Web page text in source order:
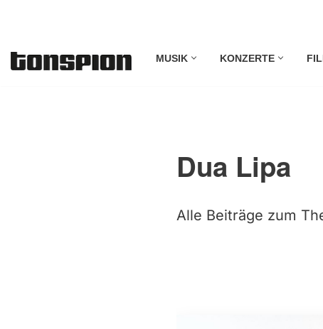
Inhalt
MUSIK KONZERTE
Dua Lipa
Alle Beiträge zum